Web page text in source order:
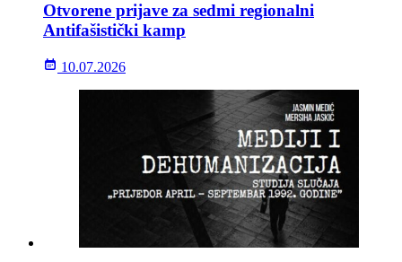
Otvorene prijave za sedmi regionalni
Antifašistički kamp
10.07.2026